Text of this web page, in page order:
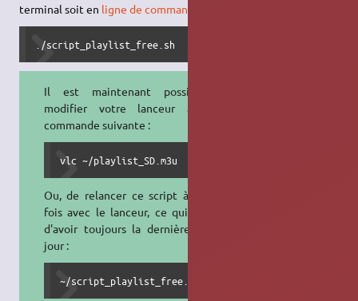
terminal soit en ligne de commande
./script_playlist_free.sh
Il est maintenant possible de
modifier votre lanceur avec la
commande suivante :
vlc ~/playlist_SD.m3u
Ou, de relancer ce script à chaque
fois avec le lanceur, ce qui permet
d'avoir toujours la dernière liste à
jour :
~/script_playlist_free.sh